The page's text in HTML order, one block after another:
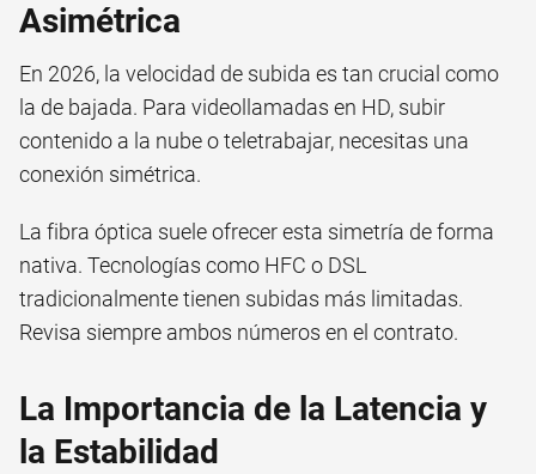
Asimétrica
En 2026, la velocidad de subida es tan crucial como
la de bajada. Para videollamadas en HD, subir
contenido a la nube o teletrabajar, necesitas una
conexión simétrica.
La fibra óptica suele ofrecer esta simetría de forma
nativa. Tecnologías como HFC o DSL
tradicionalmente tienen subidas más limitadas.
Revisa siempre ambos números en el contrato.
La Importancia de la Latencia y
la Estabilidad